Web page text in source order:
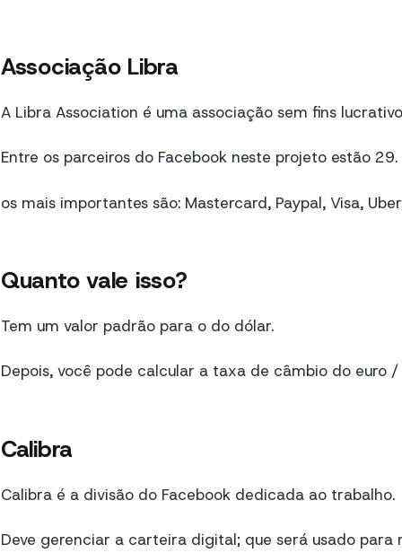
Associação Libra
A Libra Association é uma associação sem fins
Entre os parceiros do Facebook neste projeto estão 29.
os mais importantes são: Mastercard, Paypal, Visa,
Quanto vale isso?
Tem um valor padrão para o do dólar.
Depois, você pode calcular a taxa de câmbio do euro /
Calibra
Calibra é a divisão do Facebook dedicada ao trabalho.
Deve gerenciar a carteira digital; que será usado para